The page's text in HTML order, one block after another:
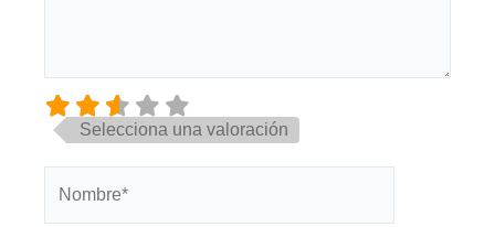
Selecciona una valoración